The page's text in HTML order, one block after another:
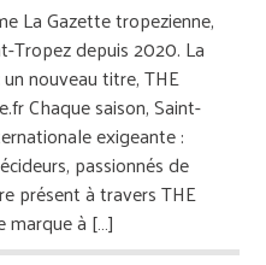
La Gazette tropezienne,
Tropez depuis 2020. La
nouveau titre, THE
Chaque saison, Saint-
exigeante :
passionnés de
présent à travers THE
marque à […]